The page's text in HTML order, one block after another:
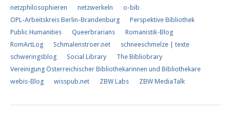
netzphilosophieren
netzwerkeln
o-bib
OPL-Arbeitskreis Berlin-Brandenburg
Perspektive Bibliothek
Public Humanities
Queerbrarians
Romanistik-Blog
RomArtLog
Schmalenstroer.net
schneeschmelze | texte
schweringsblog
Social Library
The Bibliobrary
Vereinigung Österreichischer Bibliothekarinnen und Bibliothekare
webis-Blog
wisspub.net ZBW Labs ZBW MediaTalk